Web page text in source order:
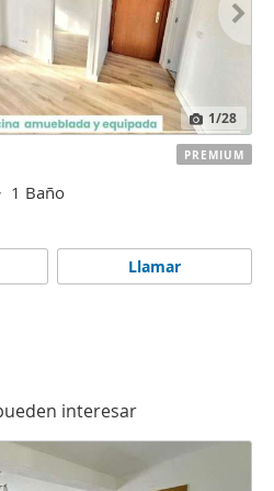
1/28
1 Baño
Llamar
PREMIUM
interesar